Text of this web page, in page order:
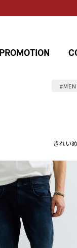
PROMOTION
きれい